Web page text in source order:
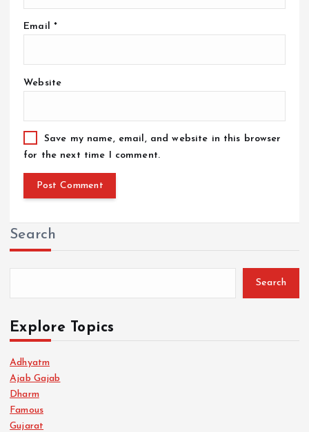
Email *
Website
Save my name, email, and website in this browser
for the next time I comment.
Search
Search
Explore Topics
Adhyatm
Ajab Gajab
Dharm
Famous
Gujarat